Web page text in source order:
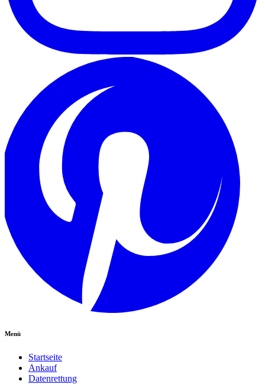
Menü
Startseite
Ankauf
Datenrettung